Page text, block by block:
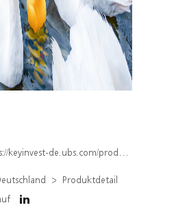
de.ubs.com/produkt/detail/index/isin/DE000WA8GQ62
Produktdetail